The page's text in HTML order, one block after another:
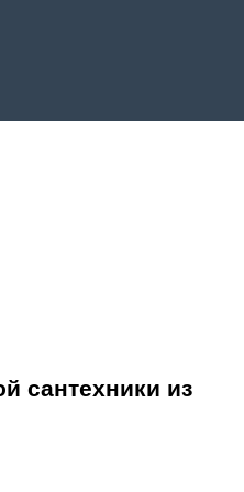
сантехники из